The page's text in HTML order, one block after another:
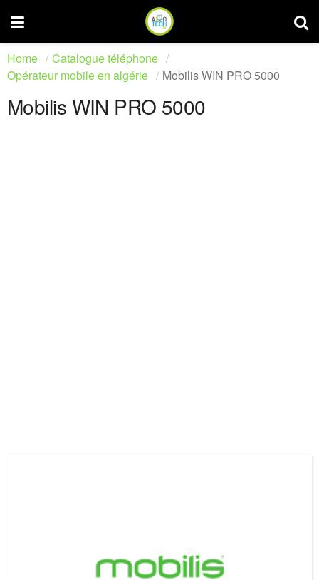
Home
Catalogue téléphone
Opérateur mobile en algérie
Mobilis WIN PRO 5000
Mobilis WIN PRO 5000